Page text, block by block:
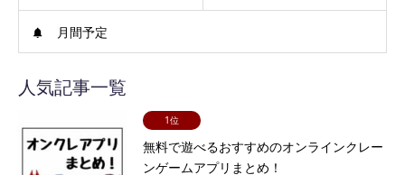
月間予定
人気記事一覧
1位
無料で遊べるおすすめのオンラインクレー
ンゲームアプリまとめ！